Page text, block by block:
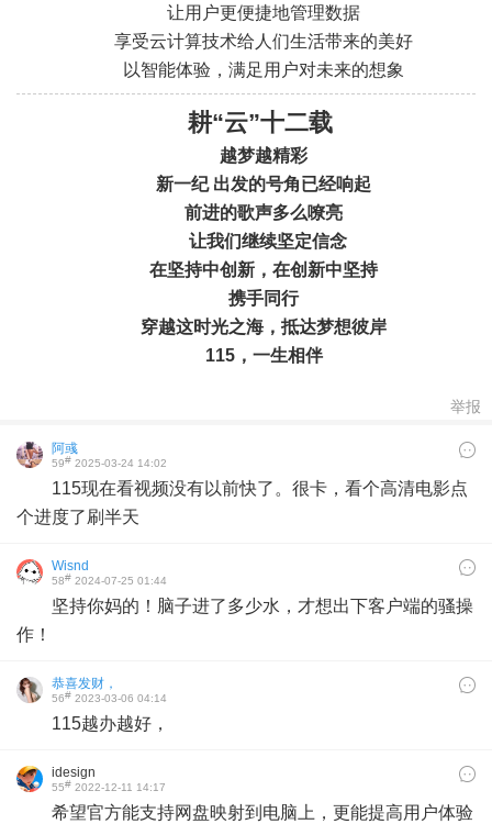
.
.
.
.
让用户更便捷地管理数据
享受云计算技术给人们生活带来的美好
以智能体验，满足用户对未来的想象
耕“云”十二载
越梦越精彩
新一纪 出发的号角已经响起
前进的歌声多么嘹亮
让我们继续坚定信念
在坚持中创新， 在创新中坚持
携手同行
穿越这时光之海， 抵达梦想彼岸
115，一生相伴
举报
阿彧
59# 2025-03-24 14:02
115现在看视频没有以前快了。很卡，看个高清电影点
个进度了刷半天
Wisnd
58# 2024-07-25 01:44
坚持你妈的！脑子进了多少水，才想出下客户端的骚操
作！
恭喜发财，
56# 2023-03-06 04:14
115越办越好，
idesign
55# 2022-12-11 14:17
希望官方能支持网盘映射到电脑上，更能提高用户体验